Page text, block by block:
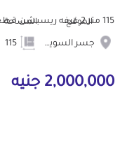
115 متر 2 غرفه ريسبشن قطعتين حمام مط... الموقع
جسر السويس
المساحة
2,000,000 جنيه